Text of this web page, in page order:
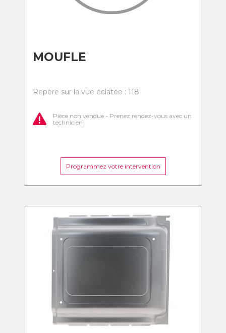
MOUFLE
Repère sur la vue éclatée : 118
Pièce non vendue - Prenez rendez-vous avec un
technicien
Programmez votre intervention